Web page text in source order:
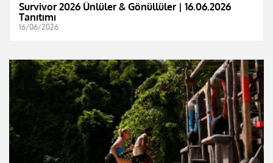
Survivor 2026 Ünlüler & Gönüllüler | 16.06.2026
Tanıtımı
16/06/2026